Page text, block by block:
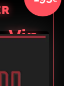
Vip
limusina